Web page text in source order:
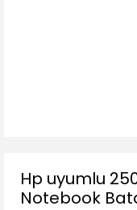
Hp uyumlu
Notebook